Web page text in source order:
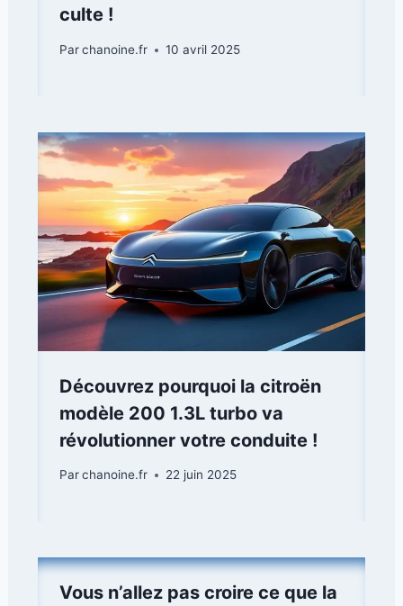
culte !
Parchanoine.fr 10 avril 2025
Découvrez pourquoi la citroën
modèle 200 1.3L turbo va
révolutionner votre conduite !
Parchanoine.fr 22 juin 2025
Vous n’allez pas croire ce que la